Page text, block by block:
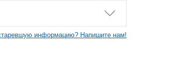
информацию? Напишите нам!